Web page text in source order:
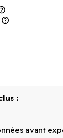
help
:
avant